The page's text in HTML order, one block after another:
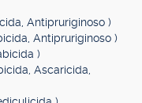
Antipruriginoso )
Antipruriginoso )
)
Ascaricida,